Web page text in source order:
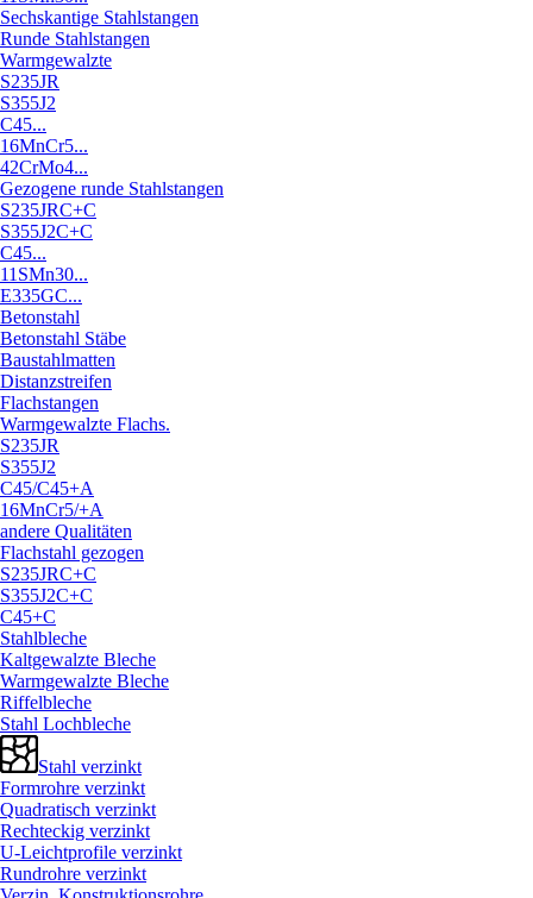
Sechskantige Stahlstangen
Runde Stahlstangen
Warmgewalzte
S235JR
S355J2
C45...
16MnCr5...
42CrMo4...
Gezogene runde Stahlstangen
S235JRC+C
S355J2C+C
C45...
11SMn30...
E335GC...
Betonstahl
Betonstahl Stäbe
Baustahlmatten
Distanzstreifen
Flachstangen
Warmgewalzte Flachs.
S235JR
S355J2
C45/C45+A
16MnCr5/+A
andere Qualitäten
Flachstahl gezogen
S235JRC+C
S355J2C+C
C45+C
Stahlbleche
Kaltgewalzte Bleche
Warmgewalzte Bleche
Riffelbleche
Stahl Lochbleche
Stahl verzinkt
Formrohre verzinkt
Quadratisch verzinkt
Rechteckig verzinkt
U-Leichtprofile verzinkt
Rundrohre verzinkt